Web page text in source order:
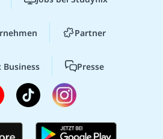
Partner
Presse